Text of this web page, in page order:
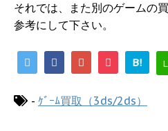
それでは、また別のゲームの
参考にして下さい。
B!
- ｹﾞｰﾑ買取（3ds/2ds）